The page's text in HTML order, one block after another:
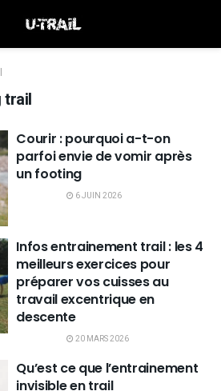
trail
Courir : pourquoi a-t-on
parfoi envie de vomir après
un footing
6 JUIN 2026
Infos entrainement trail : les 4
meilleurs exercices pour
préparer vos cuisses au
travail excentrique en
descente
20 MARS 2026
Qu’est ce que l’entrainement
invisible en trail